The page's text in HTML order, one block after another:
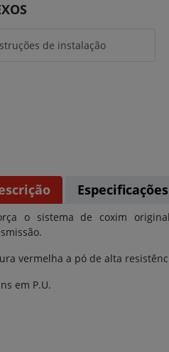
de instalação
o sistema de coxim
vermelha a pó de alta
em P.U.